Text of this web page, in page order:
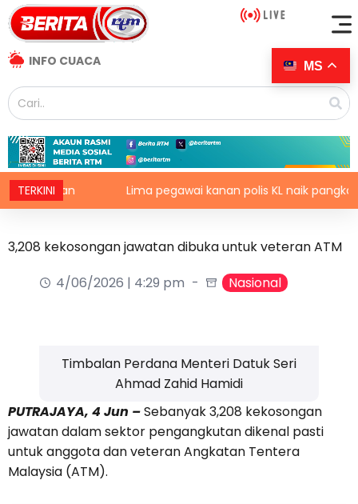
INFO CUACA
TERKINI Lima pegawai kanan polis KL naik pangkat,
3,208 kekosongan jawatan dibuka untuk veteran ATM
4/06/2026 | 4:29 pm
Nasional
Timbalan Perdana Menteri Datuk Seri
Ahmad Zahid Hamidi
PUTRAJAYA, 4 Jun –Sebanyak 3,208 kekosongan
jawatan dalam sektor pengangkutan dikenal pasti
untuk anggota dan veteran Angkatan Tentera
Malaysia (ATM).
MS